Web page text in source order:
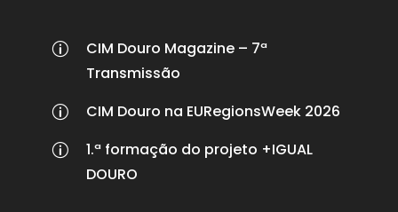
p
CIM Douro Magazine – 7ª
Transmissão
p CIM Douro na EURegionsWeek 2026
p
1.ª formação do projeto +IGUAL
DOURO